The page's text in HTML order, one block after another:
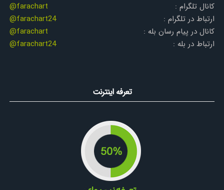
کانال تلگرام :
@farachart
ارتباط در تلگرام :
@farachart24
کانال در پیام رسان بله :
@farachart
ارتباط در بله :
@farachart24
تعرفه اینترنت